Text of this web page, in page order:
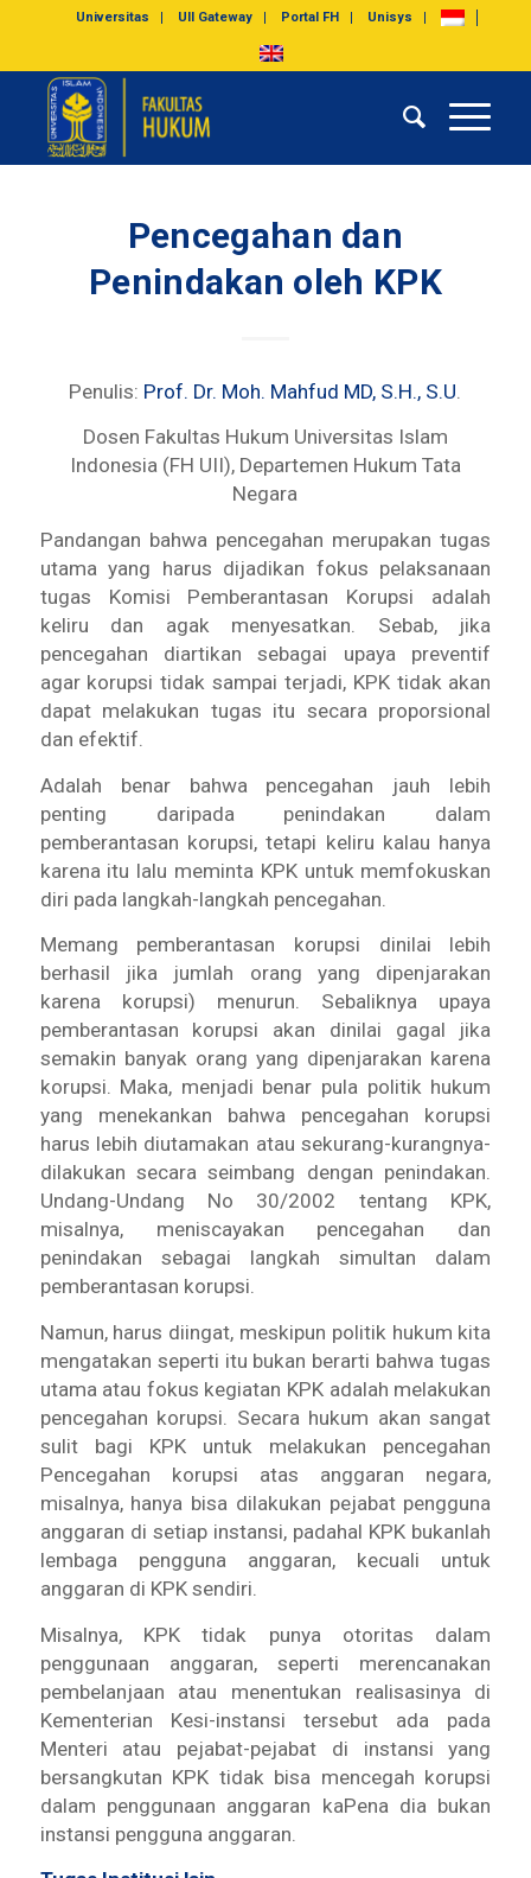
Universitas UII Gateway Portal FH Unisys
Pencegahan dan
Penindakan oleh KPK
Penulis: Prof. Dr. Moh. Mahfud MD, S.H., S.U
Dosen Fakultas Hukum Universitas Islam
Indonesia (FH UII), Departemen Hukum Tata
Negara
Pandangan bahwa pencegahan merupakan tugas
utama yang harus dijadikan fokus pelaksanaan
tugas Komisi Pemberantasan Korupsi adalah
keliru dan agak menyesatkan. Sebab, jika
pencegahan diartikan sebagai upaya preventif
agar korupsi tidak sampai terjadi, KPK tidak akan
dapat melakukan tugas itu secara proporsional
dan efektif.
Adalah benar bahwa pencegahan jauh lebih
penting daripada penindakan dalam
pemberantasan korupsi, tetapi keliru kalau hanya
karena itu lalu meminta KPK untuk memfokuskan
diri pada langkah-langkah pencegahan.
Memang pemberantasan korupsi dinilai lebih
berhasil jika jumlah orang yang dipenjarakan
karena korupsi) menurun. Sebaliknya upaya
pemberantasan korupsi akan dinilai gagal jika
semakin banyak orang yang dipenjarakan karena
korupsi. Maka, menjadi benar pula politik hukum
yang menekankan bahwa pencegahan korupsi
harus lebih diutamakan atau sekurang-kurangnya-
dilakukan secara seimbang dengan penindakan.
Undang-Undang No 30/2002 tentang KPK,
misalnya, meniscayakan pencegahan dan
penindakan sebagai langkah simultan dalam
pemberantasan korupsi.
Namun, harus diingat, meskipun politik hukum kita
mengatakan seperti itu bukan berarti bahwa tugas
utama atau fokus kegiatan KPK adalah melakukan
pencegahan korupsi. Secara hukum akan sangat
sulit bagi KPK untuk melakukan pencegahan
Pencegahan korupsi atas anggaran negara,
misalnya, hanya bisa dilakukan pejabat pengguna
anggaran di setiap instansi, padahal KPK bukanlah
lembaga pengguna anggaran, kecuali untuk
anggaran di KPK sendiri.
Misalnya, KPK tidak punya otoritas dalam
penggunaan anggaran, seperti merencanakan
pembelanjaan atau menentukan realisasinya di
Kementerian Kesi-instansi tersebut ada pada
Menteri atau pejabat-pejabat di instansi yang
bersangkutan KPK tidak bisa mencegah korupsi
dalam penggunaan anggaran kaPena dia bukan
instansi pengguna anggaran.